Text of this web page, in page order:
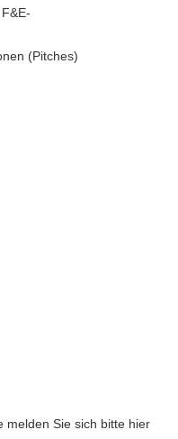
(Pitches)
melden Sie sich bitte hier